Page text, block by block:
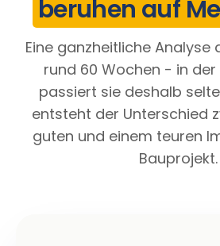
beruhen auf
Eine ganzheitliche Analyse
rund 60 Wochen - in der
passiert sie deshalb
entsteht der Unterschied
guten und einem teuren
Bauprojekt.